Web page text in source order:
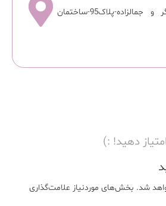
بلوار کشاورز-بین کارگر و جمالزاده-پلاک95-ساختمان
امتیاز دهید! :)
شد. بخش‌های موردنیاز علامت‌گذاری